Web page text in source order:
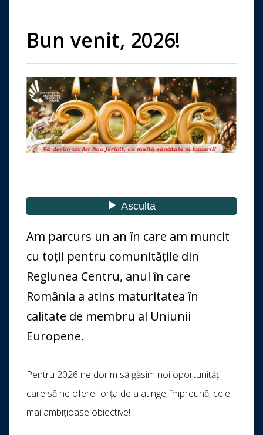
Bun venit, 2026!
Am parcurs un an în care am muncit
cu toții pentru comunitățile din
Regiunea Centru, anul în care
România a atins maturitatea în
calitate de membru al Uniunii
Europene.
Pentru 2026 ne dorim să găsim noi oportunități
care să ne ofere forța de a atinge, împreună, cele
mai ambițioase obiective!